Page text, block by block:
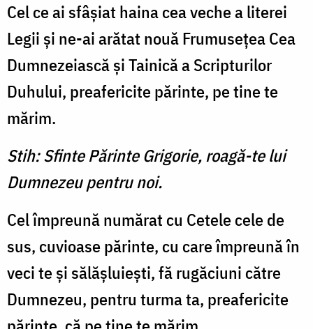
Cel ce ai sfâşiat haina cea veche a literei
Legii şi ne-ai arătat nouă Frumuseţea Cea
Dumnezeiască şi Tainică a Scripturilor
Duhului, preafericite părinte, pe tine te
mărim.
Stih: Sfinte Părinte Grigorie, roagă-te lui
Dumnezeu pentru noi.
Cel împreună numărat cu Cetele cele de
sus, cuvioase părinte, cu care împreună în
veci te şi sălăşluieşti, fă rugăciuni către
Dumnezeu, pentru turma ta, preafericite